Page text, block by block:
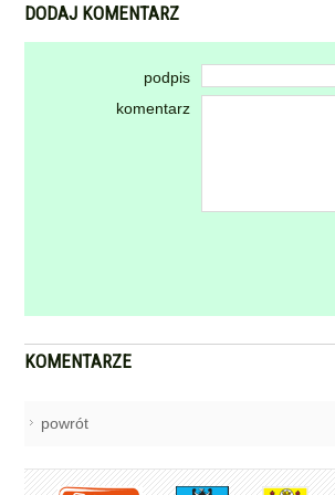
DODAJ KOMENTARZ
podpis
komentarz
KOMENTARZE
powrót